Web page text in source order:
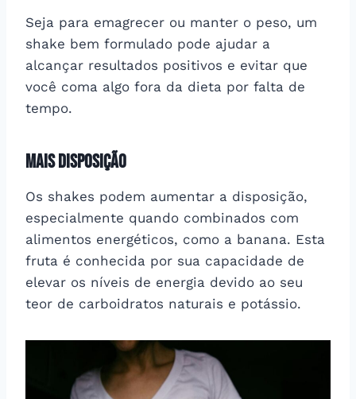
Seja para emagrecer ou manter o peso, um
shake bem formulado pode ajudar a
alcançar resultados positivos e evitar que
você coma algo fora da dieta por falta de
tempo.
Mais Disposição
Os shakes podem aumentar a disposição,
especialmente quando combinados com
alimentos energéticos, como a banana. Esta
fruta é conhecida por sua capacidade de
elevar os níveis de energia devido ao seu
teor de carboidratos naturais e potássio.